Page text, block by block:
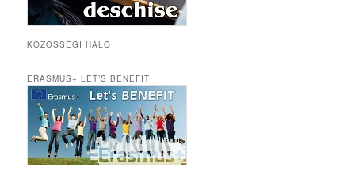
KÖZÖSSÉGI HÁLÓ
ERASMUS+ LET’S BENEFIT